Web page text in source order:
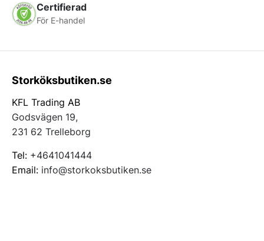
Certifierad
För E-handel
Storköksbutiken.se
KFL Trading AB
Godsvägen 19,
231 62 Trelleborg
Tel: +4641041444
Email: info@storkoksbutiken.se